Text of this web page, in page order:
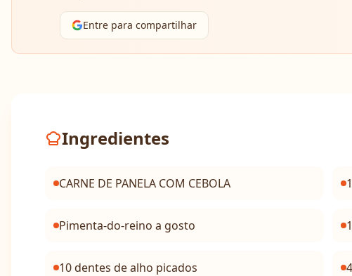
Entre para compartilhar
Ingredientes
CARNE DE PANELA COM CEBOLA
Pimenta-do-reino a gosto
10 dentes de alho picados